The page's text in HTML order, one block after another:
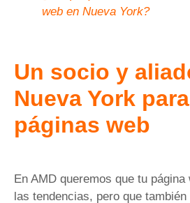
web en Nueva York?
Un socio y
Nueva York
páginas web
En AMD queremos que tu
las tendencias, pero que